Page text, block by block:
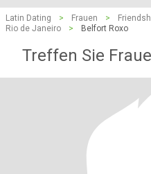
Latin Dating > Frauen >
Rio de Janeiro
> Belfort Roxo
Treffen Sie